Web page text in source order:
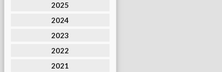
2025
2024
2023
2022
2021